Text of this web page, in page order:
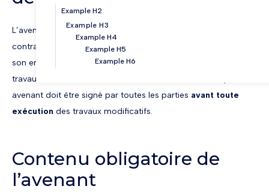
L’avenant est l’instrument juridique permettant de modifier un
contrat en cours d’exécution sans le remettre en cause dans
son ensemble. Il peut porter sur le prix, le périmètre des
travaux, les délais ou les conditions d’exécution. Chaque
avenant doit être signé par toutes les parties avant toute
exécution des travaux modificatifs.
Contenu obligatoire de
l’avenant
Example H2
Example H3
Example H4
Example H5
Example H6